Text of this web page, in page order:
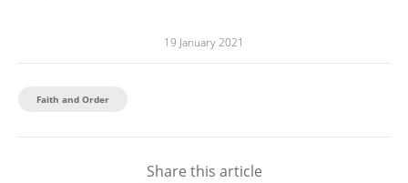
19 January 2021
Faith and Order
Share this article